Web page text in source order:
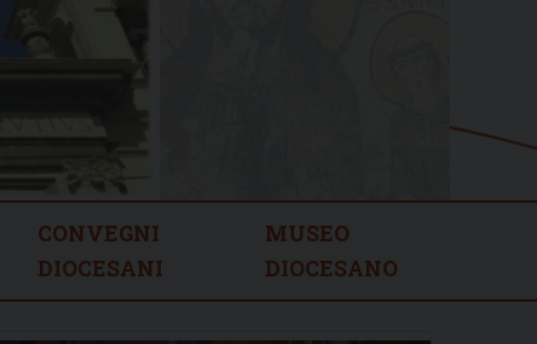
CONVEGNI
DIOCESANI
MUSEO
DIOCESANO